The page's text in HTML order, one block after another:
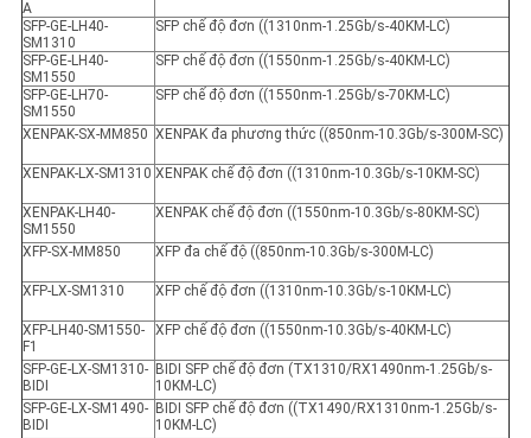
A
SFP-GE-LH40-
SM1310
SFP chế độ đơn ((1310nm-1.25Gb/s-40KM-LC)
SFP-GE-LH40-
SM1550
SFP chế độ đơn ((1550nm-1.25Gb/s-40KM-LC)
SFP-GE-LH70-
SM1550
SFP chế độ đơn ((1550nm-1.25Gb/s-70KM-LC)
XENPAK-SX-MM850 XENPAK đa phương thức ((850nm-10.3Gb/s-300M-SC)
XENPAK-LX-SM1310 XENPAK chế độ đơn ((1310nm-10.3Gb/s-10KM-SC)
XENPAK-LH40-
SM1550
XENPAK chế độ đơn ((1550nm-10.3Gb/s-80KM-SC)
XFP-SX-MM850 XFP đa chế độ ((850nm-10.3Gb/s-300M-LC)
XFP-LX-SM1310 XFP chế độ đơn ((1310nm-10.3Gb/s-10KM-LC)
XFP-LH40-SM1550-
F1
XFP chế độ đơn ((1550nm-10.3Gb/s-40KM-LC)
SFP-GE-LX-SM1310-
BIDI
BIDI SFP chế độ đơn (TX1310/RX1490nm-1.25Gb/s-
10KM-LC)
SFP-GE-LX-SM1490-
BIDI
BIDI SFP chế độ đơn ((TX1490/RX1310nm-1.25Gb/s-
10KM-LC)